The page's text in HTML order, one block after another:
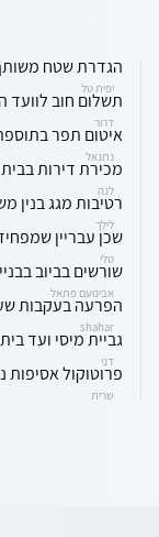
הגדרת שטח משותף
יפית טל
תשלום חוב לוועד
דרור
איטום תפר
נתנאל
מכירת דירות
לנה
רטיבות מגג בנין
לילך
שכן עבריין
טלי
שורשים בביוב
אבינועם פתאל
הפרעה בעקבות
shahar
גביית מיסי ועד
דני
פרוטוקול אסיפות
שרית